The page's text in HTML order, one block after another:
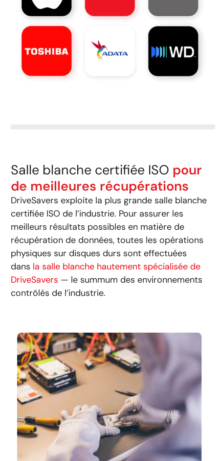
Salle blanche certifiée ISO pour
de meilleures récupérations
DriveSavers exploite la plus grande salle blanche
certifiée ISO de l’industrie. Pour assurer les
meilleurs résultats possibles en matière de
récupération de données, toutes les opérations
physiques sur disques durs sont effectuées
dans la salle blanche hautement spécialisée de
DriveSavers — le summum des environnements
contrôlés de l’industrie.